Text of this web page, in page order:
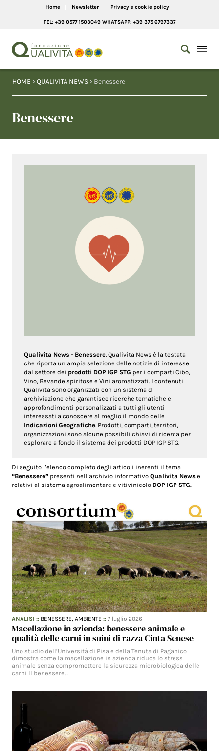
Home Newsletter Privacy e cookie policy
TEL: +39 0577 1503049 WHATSAPP: +39 375 6797337
HOME >QUALIVITA NEWS > Benessere
Benessere
Qualivita News - Benessere. Qualivita News è la testata
che riporta un’ampia selezione delle notizie di interesse
dal settore dei prodotti DOP IGP STG per i comparti Cibo,
Vino, Bevande spiritose e Vini aromatizzati. I contenuti
Qualivita sono organizzati con un sistema di
archiviazione che garantisce ricerche tematiche e
approfondimenti personalizzati a tutti gli utenti
interessati a conoscere al meglio il mondo delle
Indicazioni Geografiche. Prodotti, comparti, territori,
organizzazioni sono alcune possibili chiavi di ricerca per
esplorare a fondo il sistema dei prodotti DOP IGP STG.
Di seguito l’elenco completo degli articoli inerenti il tema
“Benessere” presenti nell’archivio informativoQualivita News e
relativi al sistema agroalimentare e vitivinicolo DOP IGP STG.
ANALISI :: BENESSERE,AMBIENTE ::7 luglio 2026
Macellazione in azienda: benessere animale e
qualità delle carni in suini di razza Cinta Senese
Uno studio dell’Università di Pisa e della Tenuta di Paganico
dimostra come la macellazione in azienda riduca lo stress
animale senza compromettere la sicurezza microbiologica delle
carni Il benessere…